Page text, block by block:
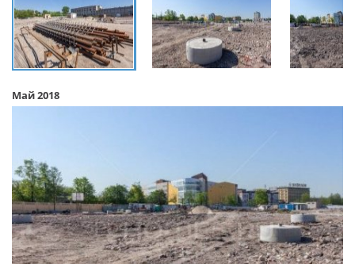
Май 2018